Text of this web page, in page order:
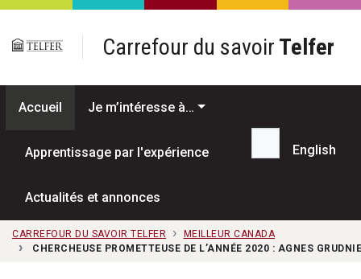
Passer au contenu principal
Carrefour du savoir Telfer
Accueil Je m’intéresse à…
Apprentissage par l'expérience
Actualités et annonces
Recherche...
English
CARREFOUR DU SAVOIR TELFER
MEILLEUR CANADA
CHERCHEUSE PROMETTEUSE DE L’ANNÉE 2020 : AGNES